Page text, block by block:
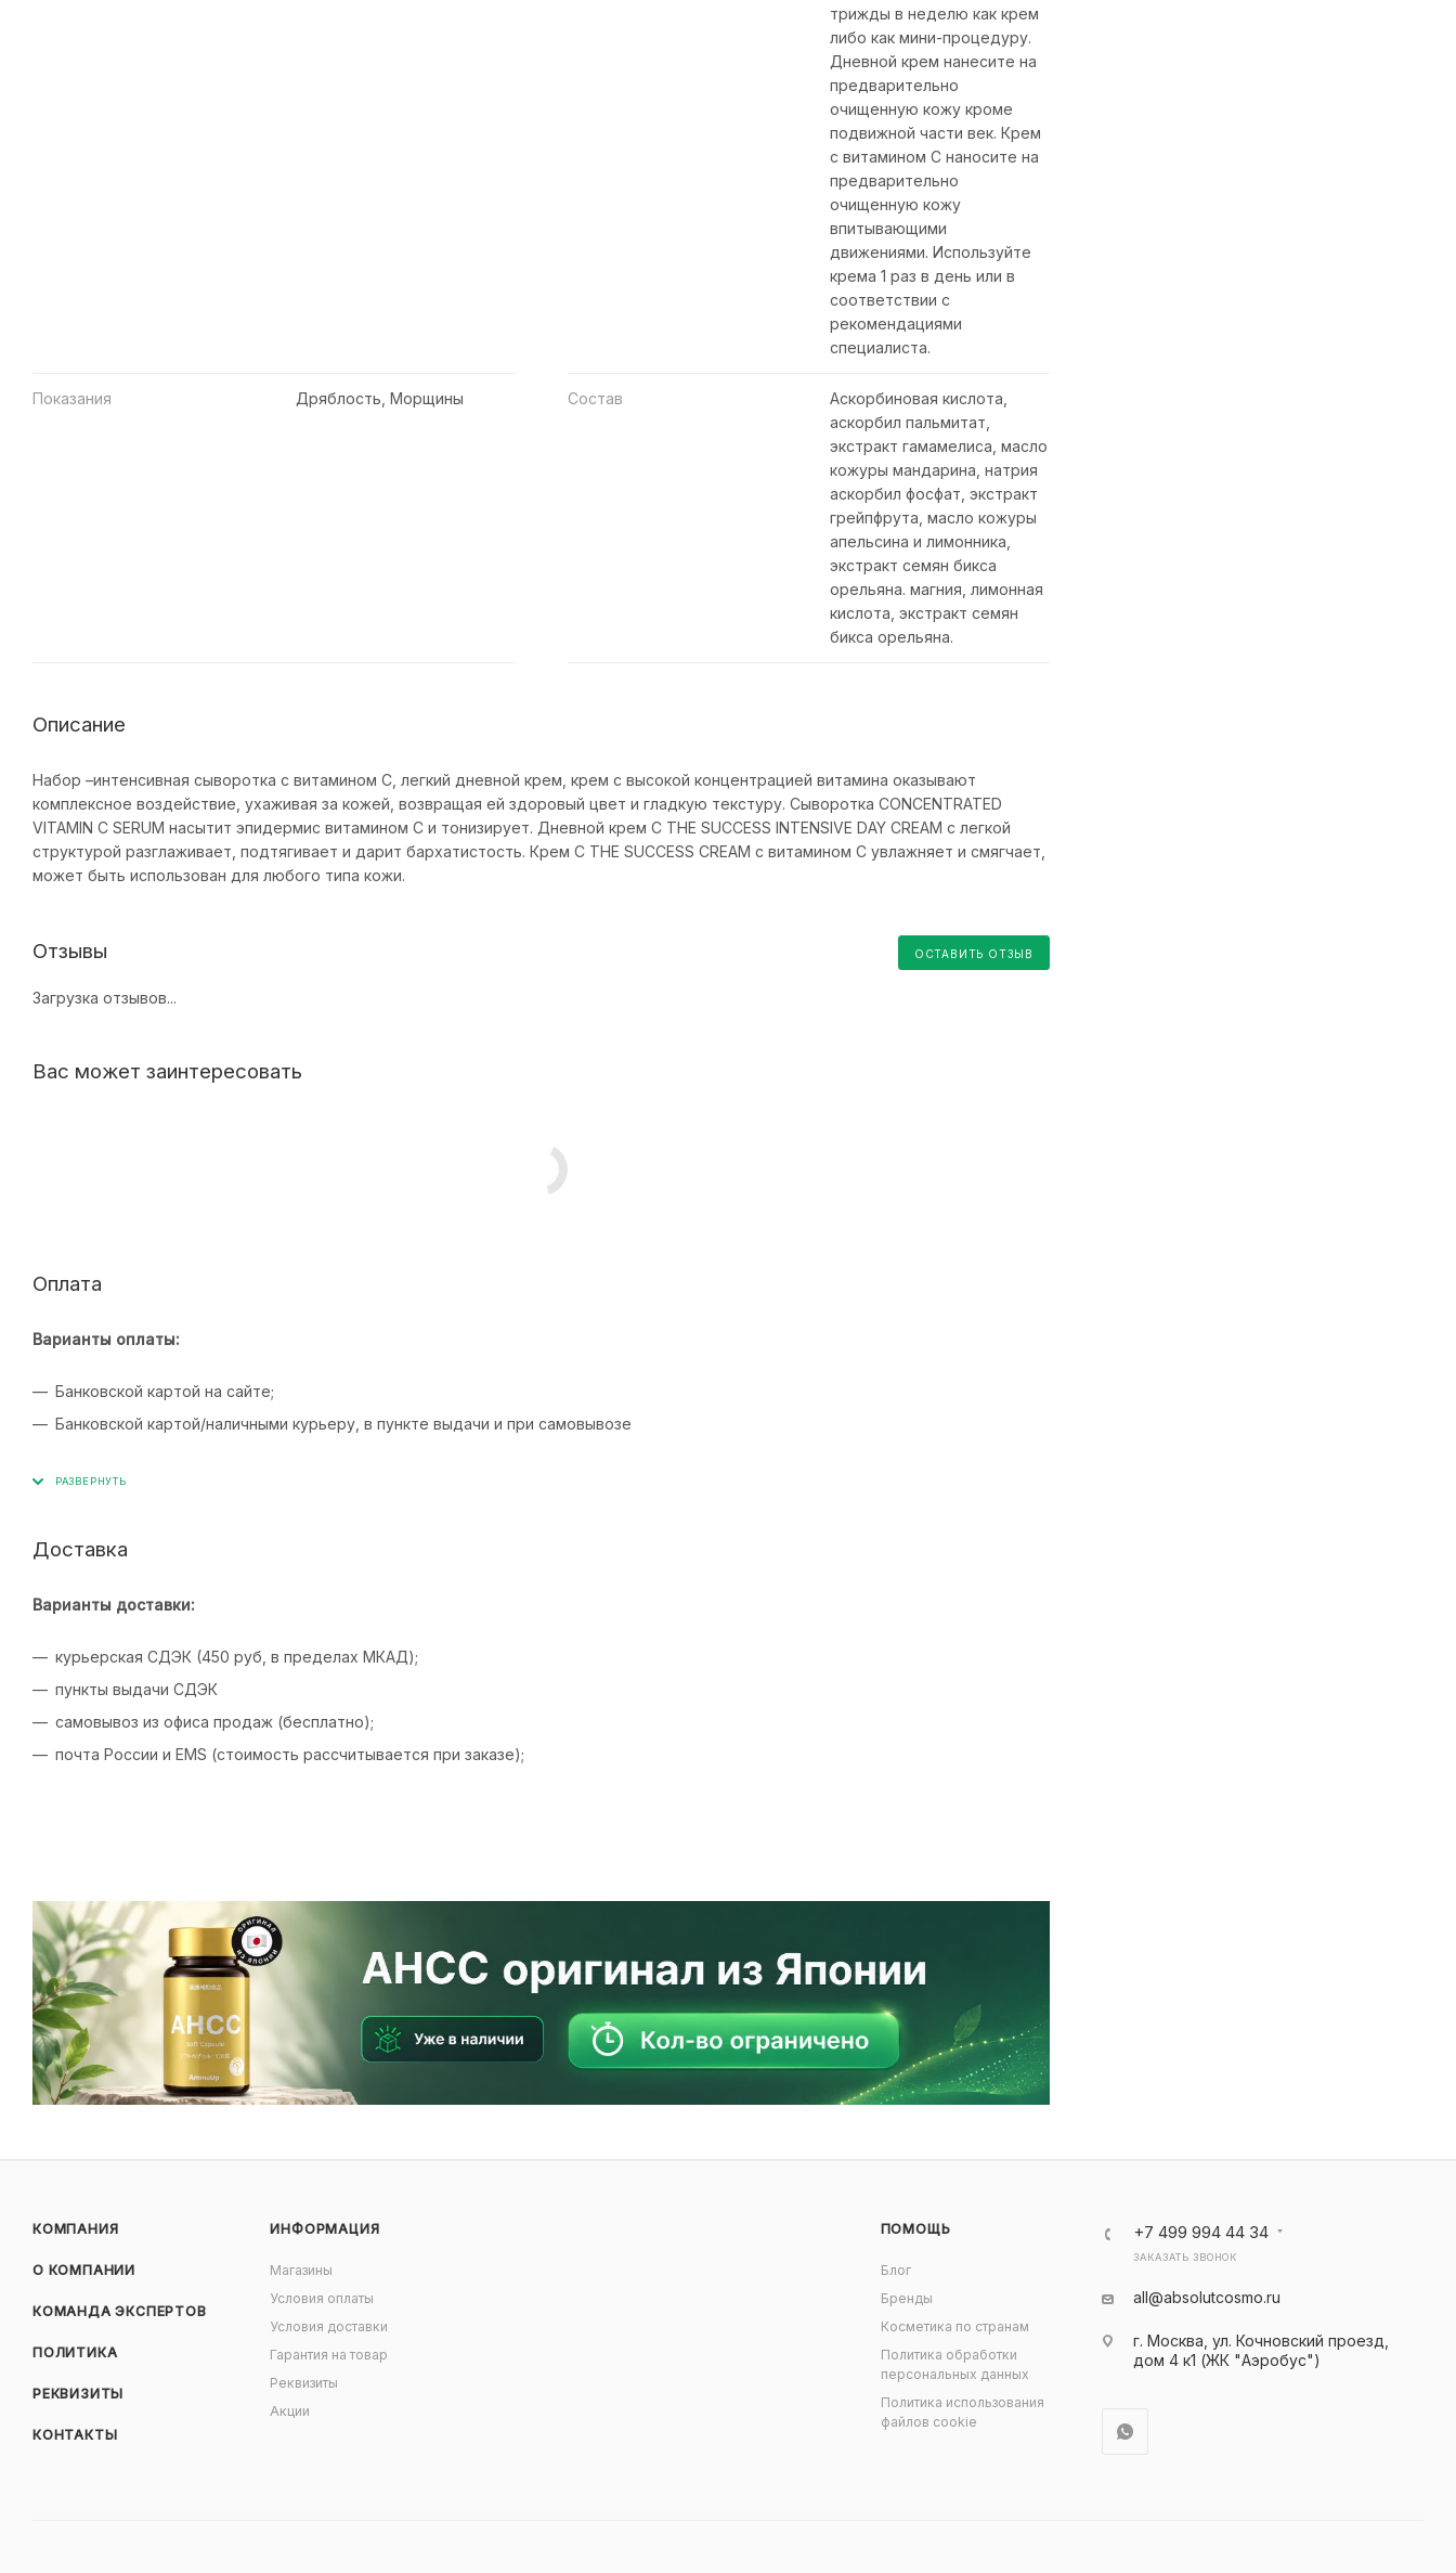
трижды в неделю как крем
либо как мини-процедуру.
Дневной крем нанесите на
предварительно
очищенную кожу кроме
подвижной части век. Крем
с витамином С наносите на
предварительно
очищенную кожу
впитывающими
движениями. Используйте
крема 1 раз в день или в
соответствии с
рекомендациями
специалиста.
Показания Дряблость, Морщины Состав
Аскорбиновая кислота,
аскорбил пальмитат,
экстракт гамамелиса, масло
кожуры мандарина, натрия
аскорбил фосфат, экстракт
грейпфрута, масло кожуры
апельсина и лимонника,
экстракт семян бикса
орельяна. магния, лимонная
кислота, экстракт семян
бикса орельяна.
Описание
Набор –интенсивная сыворотка с витамином С, легкий дневной крем, крем с высокой концентрацией витамина оказывают
комплексное воздействие, ухаживая за кожей, возвращая ей здоровый цвет и гладкую текстуру. Сыворотка CONCENTRATED
VITAMIN C SERUM насытит эпидермис витамином С и тонизирует. Дневной крем C THE SUCCESS INTENSIVE DAY CREAM с легкой
структурой разглаживает, подтягивает и дарит бархатистость. Крем C THE SUCCESS CREAM с витамином С увлажняет и смягчает,
может быть использован для любого типа кожи.
Отзывы ОСТАВИТЬ ОТЗЫВ
Загрузка отзывов...
Вас может заинтересовать
Оплата
Варианты оплаты:
Банковской картой на сайте;
Банковской картой/наличными курьеру, в пункте выдачи и при самовывозе
Доставка
Варианты доставки:
курьерская СДЭК (450 руб, в пределах МКАД);
пункты выдачи СДЭК
самовывоз из офиса продаж (бесплатно);
почта России и EMS (стоимость рассчитывается при заказе);
КОМПАНИЯ
О КОМПАНИИ
КОМАНДА ЭКСПЕРТОВ
ПОЛИТИКА
РЕКВИЗИТЫ
КОНТАКТЫ
ИНФОРМАЦИЯ
Магазины
Условия оплаты
Условия доставки
Гарантия на товар
Реквизиты
Акции
ПОМОЩЬ
Блог
Бренды
Косметика по странам
Политика обработки
персональных данных
Политика использования
файлов cookie
+7 499 994 44 34
ЗАКАЗАТЬ ЗВОНОК
all@absolutcosmo.ru
г. Москва, ул. Кочновский проезд,
дом 4 к1 (ЖК "Аэробус")